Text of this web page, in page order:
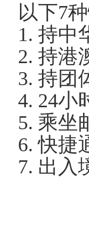
以下7
1. 持中
2. 持港
3. 持团
4. 24小
5. 乘坐
6. 快捷
7. 出入